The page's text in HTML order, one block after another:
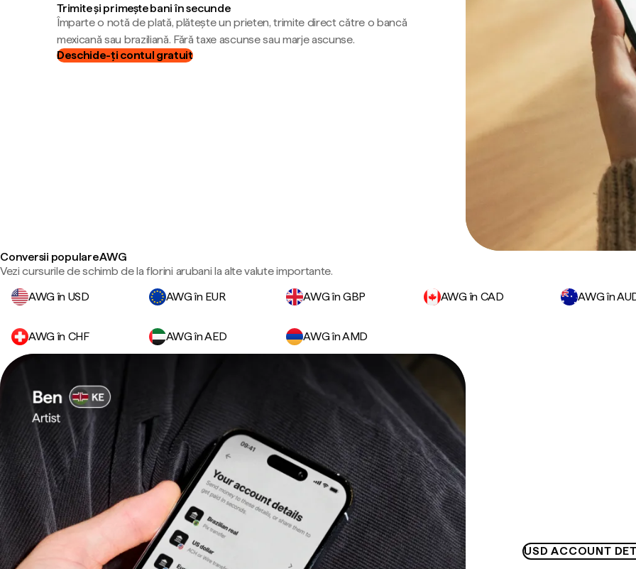
Trimite și primește bani în secunde
Împarte o notă de plată, plătește un prieten, trimite direct către o bancă
mexicană sau braziliană. Fără taxe ascunse sau marje ascunse.
Deschide-ți contul gratuit
Conversii populare AWG
Vezi cursurile de schimb de la florini arubani la alte valute importante.
AWG în USD
AWG în EUR AWG în GBP AWG în CAD AWG în
AWG în CHF AWG în AED AWG în AMD
USD ACCOUNT